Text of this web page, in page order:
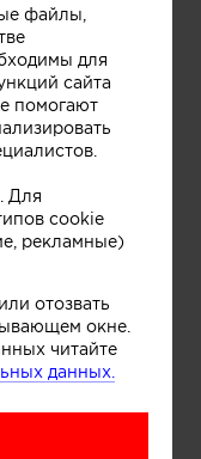
файлы,
для
сайта
помогают
Для
cookie
рекламные)
отозвать
окне.
читайте
данных.